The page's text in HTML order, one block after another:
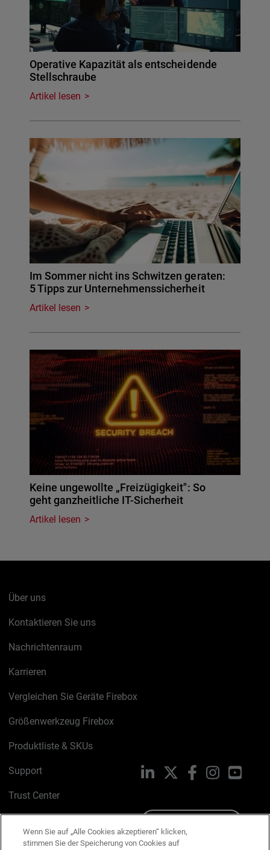
Operative Kapazität als entscheidende
Stellschraube
Artikel lesen
Im Sommer nicht ins Schwitzen geraten:
5 Tipps zur Unternehmenssicherheit
Artikel lesen
Keine ungewollte „Freizügigkeit": So
geht ganzheitliche IT-Sicherheit
Artikel lesen
Über uns
Kontaktieren Sie uns
Nachrichtenraum
Karrieren
Vergleichen Sie Geräte Firebox
Größenwerkzeug Firebox
Produktliste & SKUs
Support
Trust Center
Cookie-Richtlinie
LinkedIn FacebookInstagram
Wenn Sie auf „Alle Cookies akzeptieren“ klicken,
stimmen Sie der Speicherung von Cookies auf